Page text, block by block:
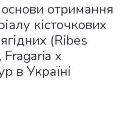
основи отримання
кісточкових
(Ribes
Fragaria x
в Україні